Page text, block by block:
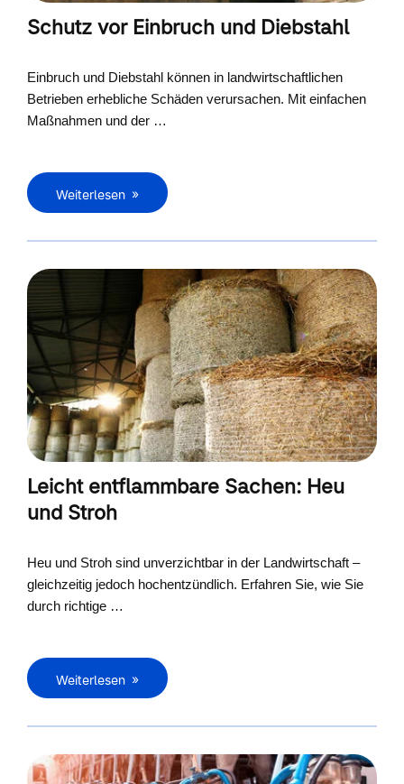
Schutz vor Einbruch und Diebstahl
Einbruch und Diebstahl können in landwirtschaftlichen
Betrieben erhebliche Schäden verursachen. Mit einfachen
Maßnahmen und der …
Weiterlesen
Leicht entflammbare Sachen: Heu
und Stroh
Heu und Stroh sind unverzichtbar in der Landwirtschaft –
gleichzeitig jedoch hochentzündlich. Erfahren Sie, wie Sie
durch richtige …
Weiterlesen